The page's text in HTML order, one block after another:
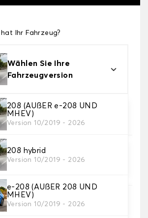
Ihr Fahrzeug?
Wählen Sie Ihre
Fahrzeugversion
208 (AUßER e-208 UND
MHEV)
Version 10/2019 - 2026
208 hybrid
Version 10/2019 - 2026
e-208 (AUßER 208 UND
MHEV)
Version 10/2019 - 2026
Material Ihres Autofussmatten
Anzahl der Automatten, die Sie
Ihres Teppichs Auto.